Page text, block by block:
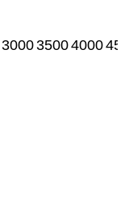
300035004000